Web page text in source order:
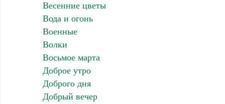
Весенние цветы
Вода и огонь
Военные
Волки
Восьмое марта
Доброе утро
Доброго дня
Добрый вечер